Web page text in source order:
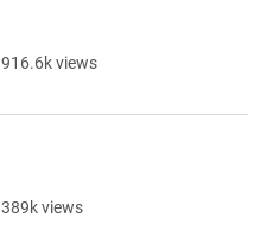
916.6k views
389k views